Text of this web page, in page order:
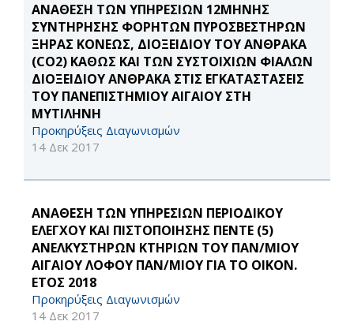
ΑΝΑΘΕΣΗ ΤΩΝ ΥΠΗΡΕΣΙΩΝ 12ΜΗΝΗΣ
ΣΥΝΤΗΡΗΣΗΣ ΦΟΡΗΤΩΝ ΠΥΡΟΣΒΕΣΤΗΡΩΝ
ΞΗΡΑΣ ΚΟΝΕΩΣ, ΔΙΟΞΕΙΔΙΟΥ ΤΟΥ ΑΝΘΡΑΚΑ
(CO2) ΚΑΘΩΣ ΚΑΙ ΤΩΝ ΣΥΣΤΟΙΧΙΩΝ ΦΙΑΛΩΝ
ΔΙΟΞΕΙΔΙΟΥ ΑΝΘΡΑΚΑ ΣΤΙΣ ΕΓΚΑΤΑΣΤΑΣΕΙΣ
ΤΟΥ ΠΑΝΕΠΙΣΤΗΜΙΟΥ ΑΙΓΑΙΟΥ ΣΤΗ
ΜΥΤΙΛΗΝΗ
Προκηρύξεις Διαγωνισμών
14 Δεκ 2017
ΑΝΑΘΕΣΗ ΤΩΝ ΥΠΗΡΕΣΙΩΝ ΠΕΡΙΟΔΙΚΟΥ
ΕΛΕΓΧΟΥ ΚΑΙ ΠΙΣΤΟΠΟΙΗΣΗΣ ΠΕΝΤΕ (5)
ΑΝΕΛΚΥΣΤΗΡΩΝ ΚΤΗΡΙΩΝ ΤΟΥ ΠΑΝ/ΜΙΟΥ
ΑΙΓΑΙΟΥ ΛΟΦΟΥ ΠΑΝ/ΜΙΟΥ ΓΙΑ ΤΟ ΟΙΚΟΝ.
ΕΤΟΣ 2018
Προκηρύξεις Διαγωνισμών
14 Δεκ 2017